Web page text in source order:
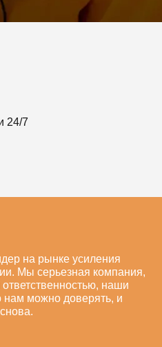
24/7
на рынке усиления
Мы серьезная компания,
наши
нам можно доверять, и